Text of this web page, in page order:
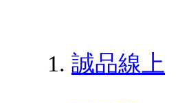
誠品線上